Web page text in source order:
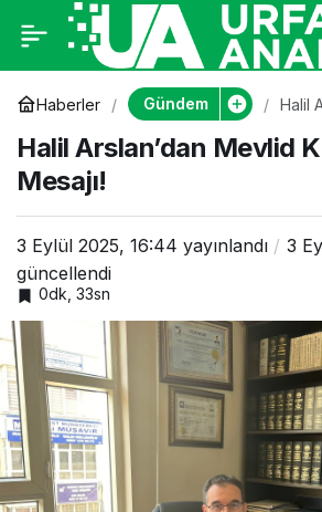
Haberler Gündem
Halil
Halil Arslan’dan Mevlid
Mesajı!
3 Eylül 2025, 16:44 yayınlandı
3
güncellendi
0dk, 33sn
Halil Arslan’dan
Mevlid Kandili Mesajı!